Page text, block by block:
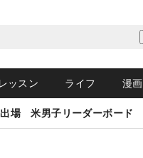
レッスン ライフ 漫画
場 米男子リーダーボード